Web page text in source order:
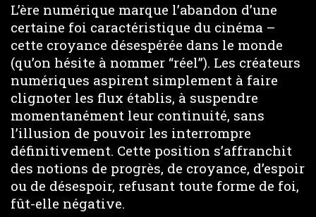
L’ère numérique marque l’abandon d’une
certaine foi caractéristique du cinéma –
cette croyance désespérée dans le monde
(qu’on hésite à nommer “réel”). Les créateurs
numériques aspirent simplement à faire
clignoter les flux établis, à suspendre
momentanément leur continuité, sans
l’illusion de pouvoir les interrompre
définitivement. Cette position s’affranchit
des notions de progrès, de croyance, d’espoir
ou de désespoir, refusant toute forme de foi,
fût-elle négative.